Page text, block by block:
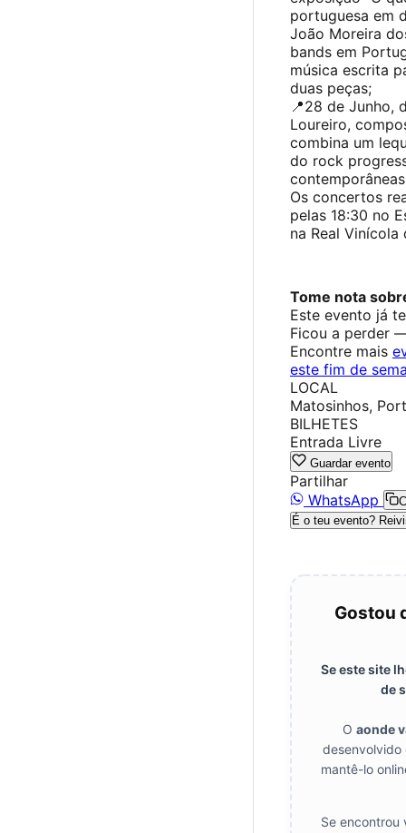
portuguesa em
João Moreira
bands em
música escrita
duas peças;
📍28 de Junho,
Loureiro,
combina um
do rock
Os concertos
pelas 18:30 no
na Real Vinícola
Tome nota
Este evento já
Ficou a perder
Encontre mais
este fim de
LOCAL
Matosinhos,
BILHETES
Entrada Livre
Guardar evento
Partilhar
WhatsApp
É o teu evento?
Gostou
Se este site
de
O aonde
desenvolvido
mantê-lo
Se encontrou